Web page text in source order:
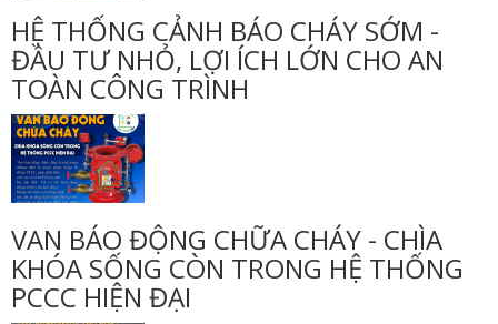
HỆ THỐNG CẢNH BÁO CHÁY SỚM -
ĐẦU TƯ NHỎ, LỢI ÍCH LỚN CHO AN
TOÀN CÔNG TRÌNH
VAN BÁO ĐỘNG CHỮA CHÁY - CHÌA
KHÓA SỐNG CÒN TRONG HỆ THỐNG
PCCC HIỆN ĐẠI